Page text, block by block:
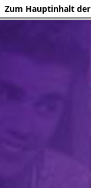
Zum Hauptinhalt